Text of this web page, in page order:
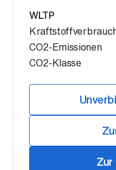
Der ID. Polo
Am 5. September
WLTP
CO2-Emissionen
CO2-Klasse